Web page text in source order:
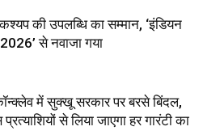
की उपलब्धि का सम्मान, ‘इंडियन
2026’ से नवाजा गया
में सुक्खू सरकार पर बरसे बिंदल,
से लिया जाएगा हर गारंटी का